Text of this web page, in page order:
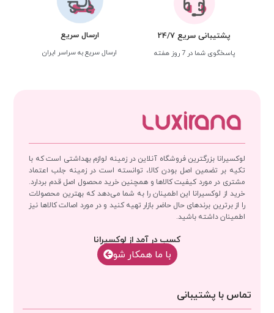
پشتیبانی سریع 24/7
پاسخگوی شما در 7 روز هفته
ارسال سریع
ارسال سریع به سراسر ایران
لوکسیرانا بزرگترین فروشگاه آنلاین در زمینه لوازم بهداشتی است که با
تکیه بر تضمین اصل بودن کالا، توانسته است در زمینه جلب اعتماد
مشتری در مورد کیفیت کالاها و همچنین خرید محصول اصل قدم بردارد.
خرید از لوکسیرانا این اطمینان را به شما می‌دهد که بهترین محصولات
را از برترین برندهای حال حاضر بازار تهیه کنید و در مورد اصالت کالاها نیز
اطمینان داشته باشید.
کسب در آمد از لوکسیرانا
با‌‌ ما همکار شو
تماس با پشتیبانی